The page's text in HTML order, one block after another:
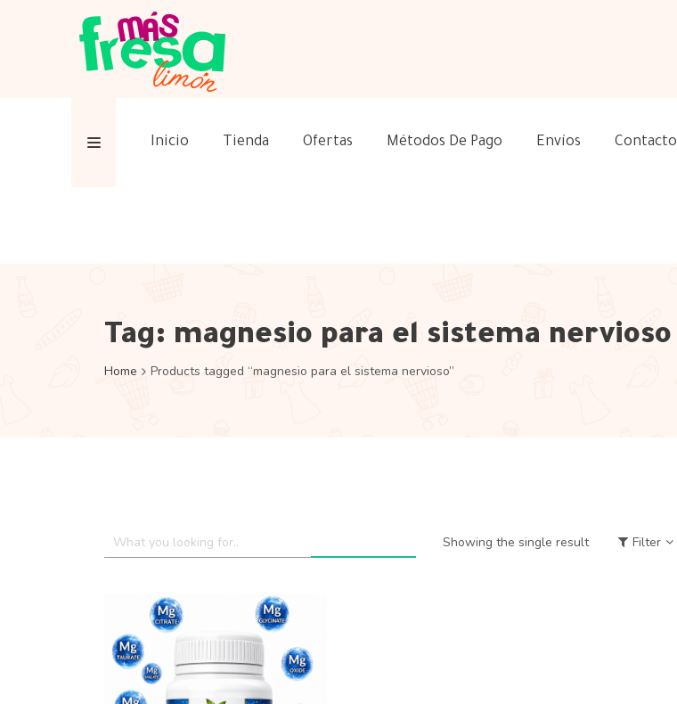
Inicio Tienda Ofertas Métodos De Pago Envíos Contacto
Tag: magnesio para el sistema nervioso
Home Products tagged “magnesio para el sistema nervioso”
Showing the single result Filter